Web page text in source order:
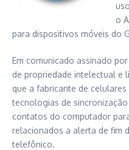
o
para dispositivos móveis do
Em comunicado assinado
de propriedade intelectual e
que a fabricante de
tecnologias de
contatos do computador
relacionados a alerta de fim
telefônico.